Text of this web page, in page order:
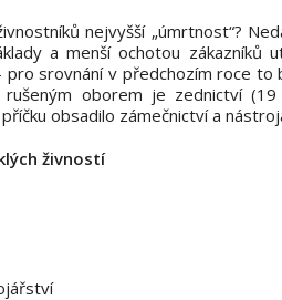
nejvyšší „úmrtnost“?
a menší ochotou zákazníků
pro srovnání v předchozím roce
rušeným oborem je zednictví
obsadilo zámečnictví a
živností